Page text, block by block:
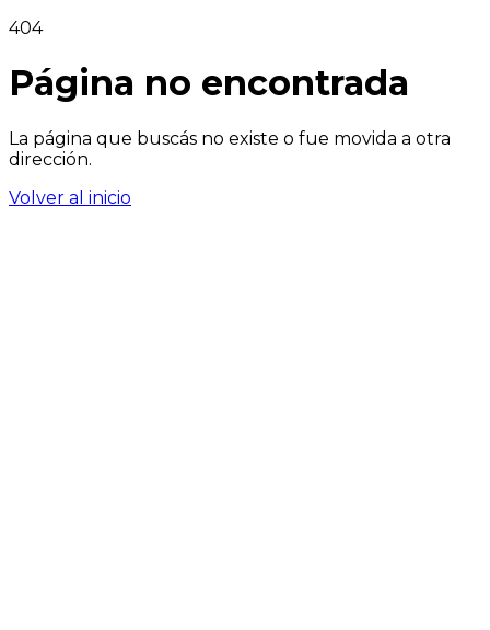
404
Página no encontrada
La página que buscás no existe o fue movida a otra
dirección.
Volver al inicio